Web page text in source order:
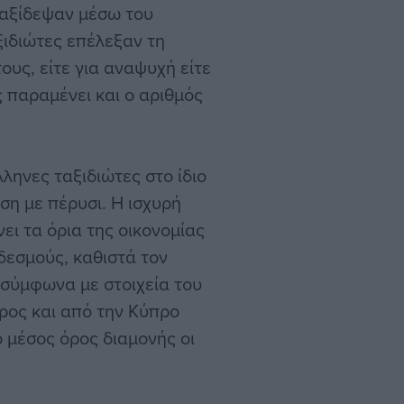
μέσω του
επέλεξαν τη
είτε για αναψυχή είτε
και ο αριθμός
ταξιδιώτες στο ίδιο
με πέρυσι. Η ισχυρή
τα όρια της οικονομίας
καθιστά τον
με στοιχεία του
και από την Κύπρο
όρος διαμονής οι